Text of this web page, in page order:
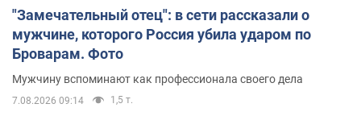
"Замечательный отец": в сети рассказали о
мужчине, которого Россия убила ударом по
Броварам. Фото
Мужчину вспоминают как профессионала своего дела
7.08.2026 09:14 1,5 т.